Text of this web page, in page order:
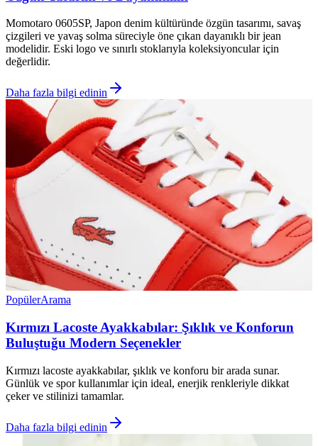
Momotaro 0605SP, Japon denim kültüründe özgün tasarımı, savaş
çizgileri ve yavaş solma süreciyle öne çıkan dayanıklı bir jean
modelidir. Eski logo ve sınırlı stoklarıyla koleksiyoncular için
değerlidir.
Daha fazla bilgi edinin
PopülerArama
Kırmızı Lacoste Ayakkabılar: Şıklık ve Konforun
Buluştuğu Modern Seçenekler
Kırmızı lacoste ayakkabılar, şıklık ve konforu bir arada sunar.
Günlük ve spor kullanımlar için ideal, enerjik renkleriyle dikkat
çeker ve stilinizi tamamlar.
Daha fazla bilgi edinin